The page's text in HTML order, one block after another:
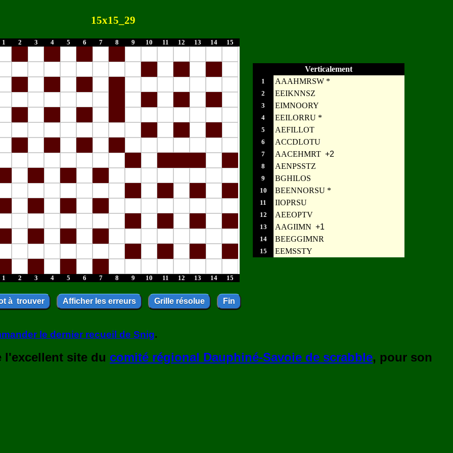
15x15_29
1 2 3 4 5 6 7 8 9 10 11 12 13 14
15
1
2 3 4 5 6 7 8 9 10 11 12 13 14 15
Verticalement
1 AAAHMRSW *
2 EEIKNNSZ
3 EIMNOORY
4 EEILORRU *
5 AEFILLOT
6 ACCDLOTU
7 AACEHMRT +2
8 AENPSSTZ
9 BGHILOS
10 BEENNORSU *
11 IIOPRSU
12 AEEOPTV
13 AAGIIMN +1
14 BEEGGIMNR
15 EEMSSTY
le dernier recueil de Snig.
l'excellent site du comité régional Dauphiné-Savoie de scrabble, pour son